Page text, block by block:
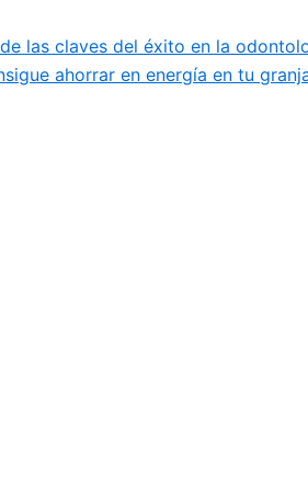
las claves del éxito en la
ahorrar en energía en tu